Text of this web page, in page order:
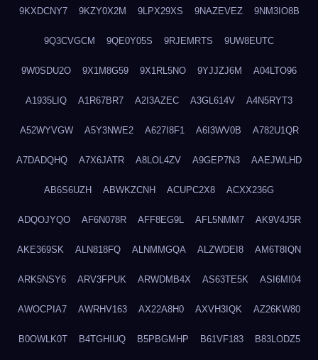
9KXDCNY7 9KZY0X2M 9LPX29XS 9NAZEVEZ 9NM3IO8B
9Q3CVGCM 9QE0Y05S 9RJEMRTS 9UW8EUTC
9W0SDU2O 9X1M8G59 9X1RL5NO 9YJJZJ6M A04LTO96
A1935LIQ A1R67BR7 A2I3AZEC A3GL614V A4N5RYT3
A52WYVGW A5Y3NWE2 A627I8F1 A6I3WV0B A782U1QR
A7DADQHQ A7X6JATR A8LOL4ZV A9GEP7N3 AAEJWLHD
AB6S6UZH ABWKZCNH ACUPC2X8 ACXX236G
ADQOJYQO AF6N078R AFF8EG9L AFL5NMM7 AK9V4J5R
AKE369SK ALN818FQ ALNMMGQA ALZWDEI8 AM6T8IQN
ARK5NSY6 ARV3FPUK ARWDMB4X AS63TE5K ASI6MI04
AWOCPIA7 AWRHV163 AX22A8H0 AXVH3IQK AZ26KW80
B0OWLK0T B4TGHIUQ B5PBGMHP B61VF183 B83LODZ5